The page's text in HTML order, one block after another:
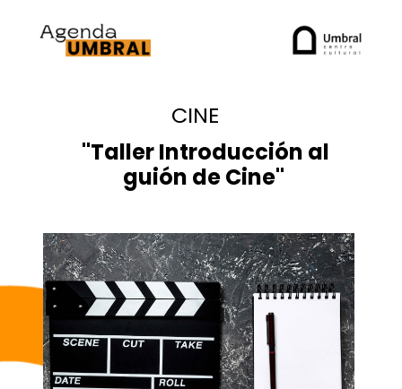
"Taller Introducción al
guión de Cine"
CINE